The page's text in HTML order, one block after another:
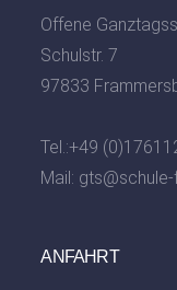
Offene
Schulstr. 7
97833
Tel.:+49
Mail:
ANFAHRT